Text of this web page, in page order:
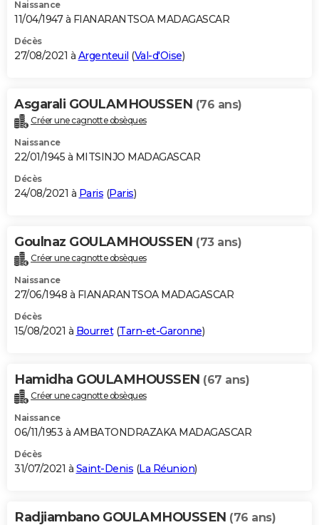
Naissance
11/04/1947 à FIANARANTSOA MADAGASCAR
Décès
27/08/2021 à Argenteuil (Val-d'Oise)
Asgarali GOULAMHOUSSEN (76 ans)
Créer une cagnotte obsèques
Naissance
22/01/1945 à MITSINJO MADAGASCAR
Décès
24/08/2021 à Paris (Paris)
Goulnaz GOULAMHOUSSEN (73 ans)
Créer une cagnotte obsèques
Naissance
27/06/1948 à FIANARANTSOA MADAGASCAR
Décès
15/08/2021 à Bourret(Tarn-et-Garonne)
Hamidha GOULAMHOUSSEN (67 ans)
Créer une cagnotte obsèques
Naissance
06/11/1953 à AMBATONDRAZAKA MADAGASCAR
Décès
31/07/2021 à Saint-Denis (La Réunion)
Radjiambano GOULAMHOUSSEN (76 ans)